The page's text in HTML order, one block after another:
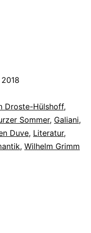
Droste-Hülshoff,
Sommer, Galiani,
Duve, Literatur,
, Wilhelm Grimm